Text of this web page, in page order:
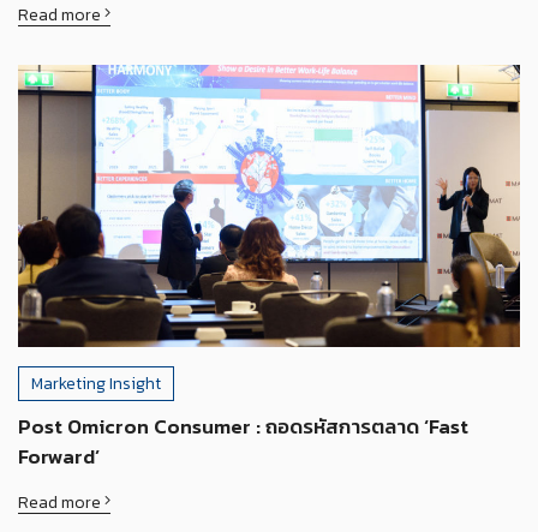
Read more
Marketing Insight
Post Omicron Consumer : ถอดรหัสการตลาด ‘Fast
Forward’
Read more